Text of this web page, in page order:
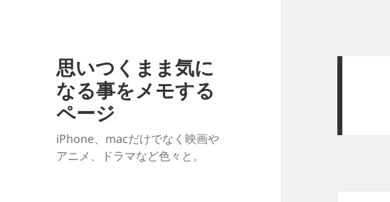
思いつくまま気に
なる事をメモする
ページ
iPhone、macだけでなく映画や
アニメ、ドラマなど色々と。